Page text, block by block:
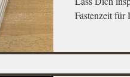
Fastenzeit für